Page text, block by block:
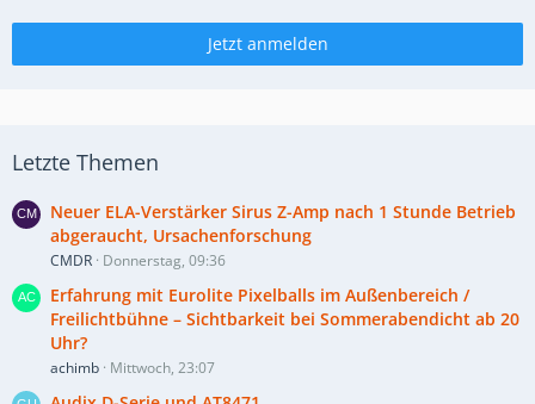
Jetzt anmelden
Letzte Themen
Neuer ELA-Verstärker Sirus Z-Amp nach 1 Stunde Betrieb
abgeraucht, Ursachenforschung
CMDR Donnerstag, 09:36
Erfahrung mit Eurolite Pixelballs im Außenbereich /
Freilichtbühne – Sichtbarkeit bei Sommerabendicht ab 20
Uhr?
achimb Mittwoch, 23:07